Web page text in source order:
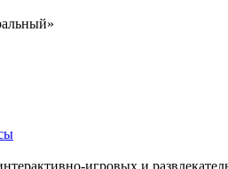
игровых и